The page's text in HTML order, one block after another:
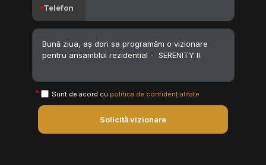
Telefon
Sunt de acord cu politica de confidențialitate
Solicită vizionare